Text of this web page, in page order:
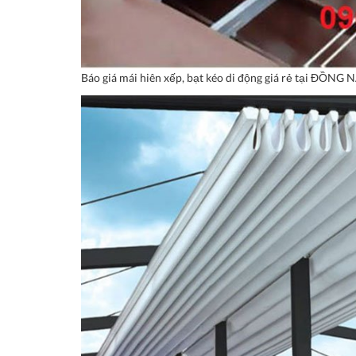
Báo giá mái hiên xếp, bạt kéo di động giá rẻ tại ĐỒNG